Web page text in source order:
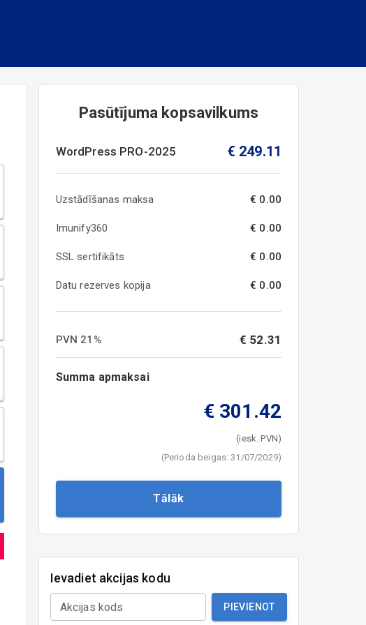
Pasūtījuma kopsavilkums
WordPress PRO-2025 € 249.11
Uzstādīšanas maksa € 0.00
Imunify360 € 0.00
SSL sertifikāts € 0.00
Datu rezerves kopija € 0.00
PVN 21 % € 52.31
Summa apmaksai
€ 301.42
(iesk. PVN)
(Perioda beigas:31/07/2029)
Tālāk
Ievadiet akcijas kodu
Akcijas kods PIEVIENOT